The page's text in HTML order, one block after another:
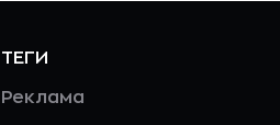
ТЕГИ
Реклама